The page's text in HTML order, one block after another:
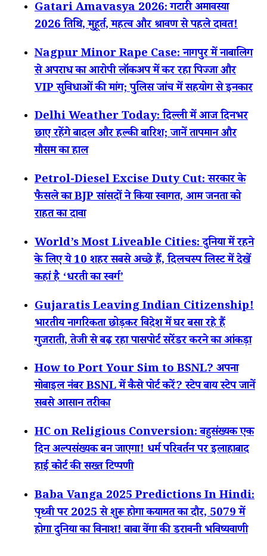
Gatari Amavasya 2026: गटारी अमावस्या
2026 तिथि, मुहूर्त, महत्व और श्रावण से पहले दावत!
Nagpur Minor Rape Case: नागपुर में नाबालिग
से अपराध का आरोपी लॉकअप में कर रहा पिज्जा और
VIP सुविधाओं की मांग; पुलिस जांच में सहयोग से इनकार
Delhi Weather Today: दिल्ली में आज दिनभर
छाए रहेंगे बादल और हल्की बारिश; जानें तापमान और
मौसम का हाल
Petrol-Diesel Excise Duty Cut: सरकार के
फैसले का BJP सांसदों ने किया स्वागत, आम जनता को
राहत का दावा
World’s Most Liveable Cities: दुनिया में रहने
के लिए ये 10 शहर सबसे अच्छे हैं, दिलचस्प लिस्ट में देखें
कहां है ‘धरती का स्वर्ग’
Gujaratis Leaving Indian Citizenship!
भारतीय नागरिकता छोड़कर विदेश में घर बसा रहे हैं
गुजराती, तेजी से बढ़ रहा पासपोर्ट सरेंडर करने का आंकड़ा
How to Port Your Sim to BSNL? अपना
मोबाइल नंबर BSNL में कैसे पोर्ट करें? स्टेप बाय स्टेप जानें
सबसे आसान तरीका
HC on Religious Conversion: बहुसंख्यक एक
दिन अल्पसंख्यक बन जाएगा! धर्म परिवर्तन पर इलाहाबाद
हाई कोर्ट की सख्त टिप्पणी
Baba Vanga 2025 Predictions In Hindi:
पृथ्वी पर 2025 से शुरू होगा कयामत का दौर, 5079 में
होगा दुनिया का विनाश! बाबा वेंगा की डरावनी भविष्यवाणी